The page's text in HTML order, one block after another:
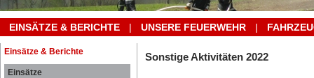
EINSÄTZE & BERICHTE | UNSERE FEUERWEHR |
Einsätze & Berichte
Einsätze
Sonstige Aktivitäten 2022